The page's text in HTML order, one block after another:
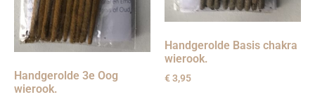
Handgerolde 3e Oog
wierook.
Handgerolde Basis chakra
wierook.
€3,95